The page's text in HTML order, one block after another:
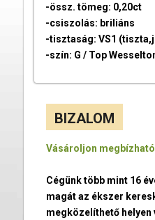
-össz. tömeg: 0,20ct
-csiszolás: briliáns
-tisztaság: VS1
-szín: G / Top
BIZALOM
Vásároljon
Cégünk több mint 16
magát az ékszer
megközelíthető helyen